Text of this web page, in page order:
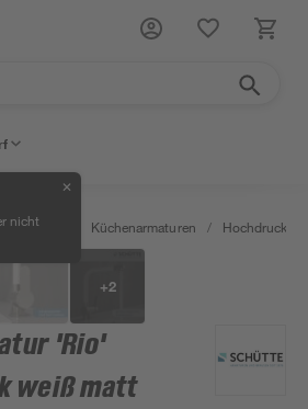
nicht
✕
/ Küche Küchenarmaturen /
+2
'Rio'
weiß matt